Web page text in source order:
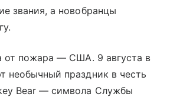
звания, а новобранцы
от пожара — США. 9 августа в
необычный праздник в честь
Bear — символа Службы